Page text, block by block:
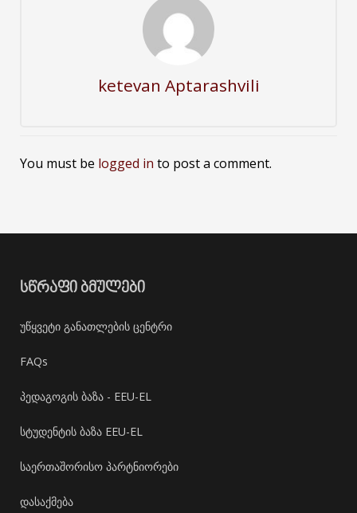
ketevan Aptarashvili
You must be logged in to post a comment.
ᲡᲬᲠᲐᲤᲘ ᲑᲛᲣᲚᲔᲑᲘ
უწყვეტი განათლების ცენტრი
FAQs
პედაგოგის ბაზა - EEU-EL
სტუდენტის ბაზა EEU-EL
საერთაშორისო პარტნიორები
დასაქმება